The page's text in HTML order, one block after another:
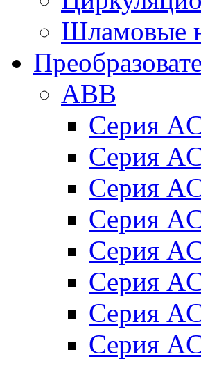
Шламовые
ABB
Серия
Серия
Серия
Серия
Серия
Серия
Серия
Серия